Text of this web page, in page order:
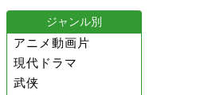
ジャンル別
アニメ動画片
現代ドラマ
武侠